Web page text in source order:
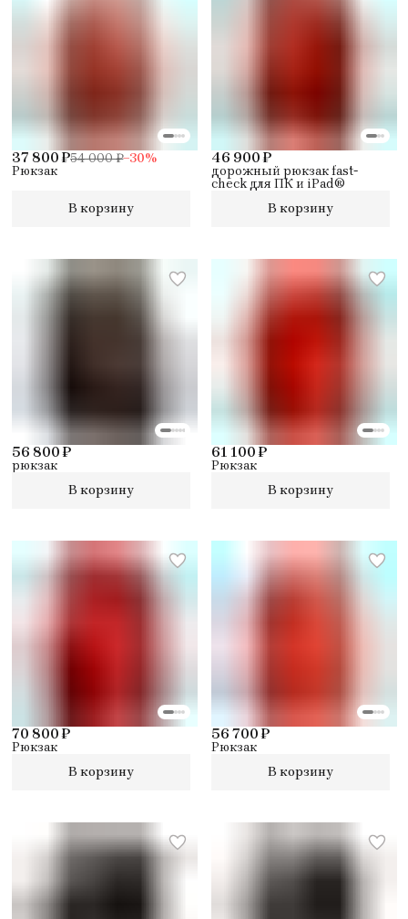
37 800 ₽54 000 ₽−30%
Рюкзак
В корзину
46 900 ₽
дорожный рюкзак fast-
check для ПК и iPad®
В корзину
56 800 ₽
рюкзак
В корзину
61 100 ₽
Рюкзак
В корзину
70 800 ₽
Рюкзак
В корзину
56 700 ₽
Рюкзак
В корзину